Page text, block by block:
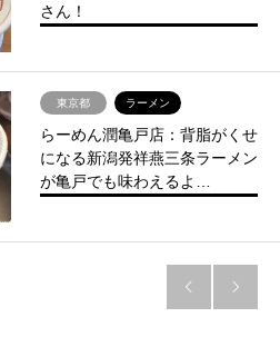
さん！
東京都 ラーメン
らーめん潤亀戸店：背脂がくせ
になる新潟発祥燕三条ラーメン
が亀戸でも味わえるよ…
 